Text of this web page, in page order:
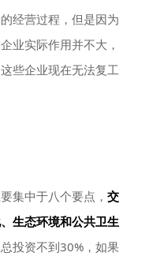
经营过程，但是因为
业实际作用并不大，
些企业现在无法复工
集中于八个要点， 交
生态环境和公共卫生
投资不到30%，如果